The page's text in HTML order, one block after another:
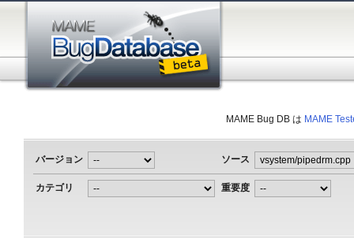
MAME Bug DB は MAME
バージョン ソース
カテゴリ 重要度